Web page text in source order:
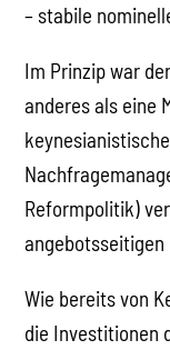
– stabile
Im Prinzip war
anderes als eine
Reformpolitik)
angebotsseitigen
Wie bereits von
die Investitionen